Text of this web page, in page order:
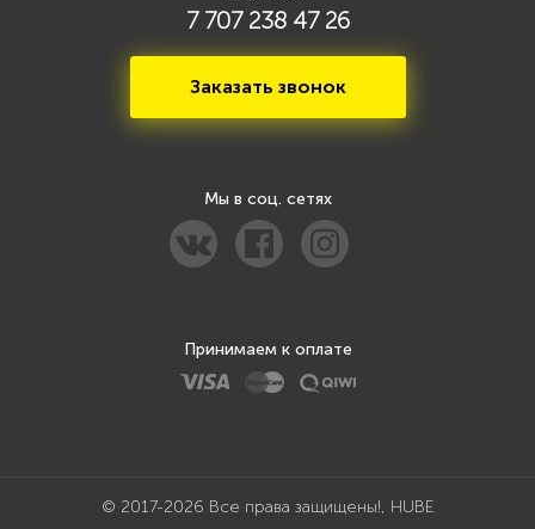
7 707 238 47 26
Заказать звонок
Мы в соц. сетях
Принимаем к оплате
© 2017-2026 Все права защищены!, HUBE